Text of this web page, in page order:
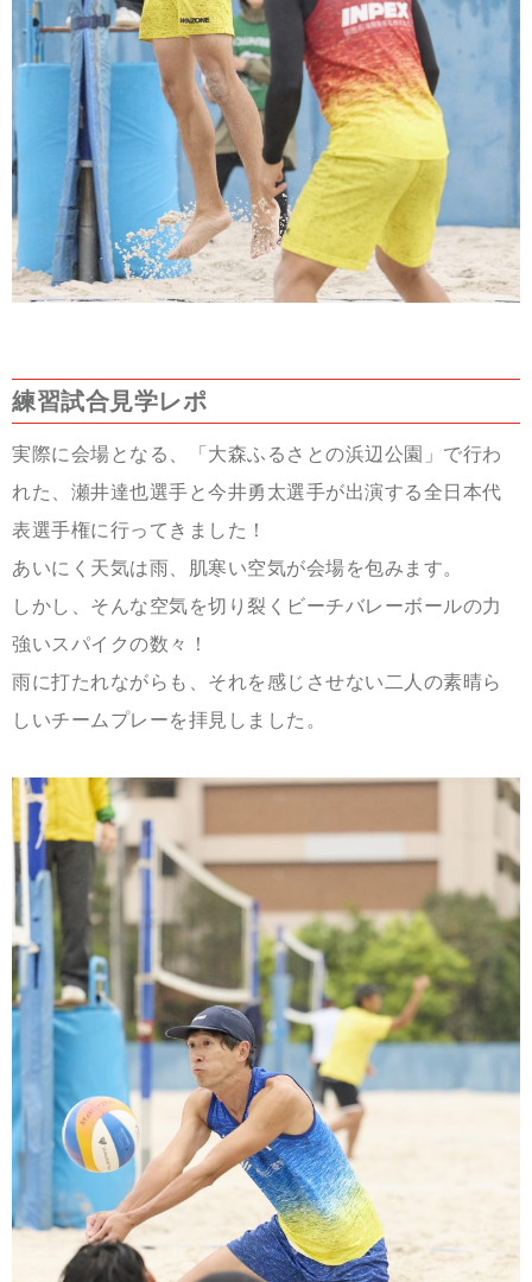
練習試合見学レポ
実際に会場となる、「大森ふるさとの浜辺公園」で行わ
れた、瀬井達也選手と今井勇太選手が出演する全日本代
表選手権に行ってきました！
あいにく天気は雨、肌寒い空気が会場を包みます。
しかし、そんな空気を切り裂くビーチバレーボールの力
強いスパイクの数々！
雨に打たれながらも、それを感じさせない二人の素晴ら
しいチームプレーを拝見しました。